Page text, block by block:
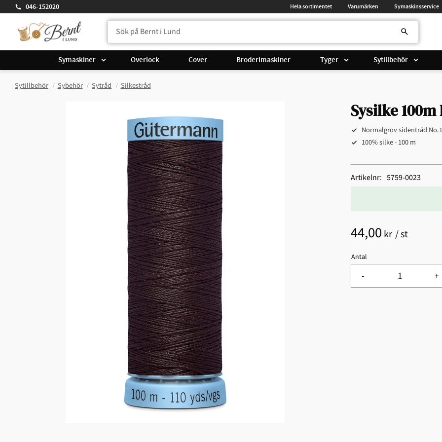
046-152020 Hela sortimentet Varumärken Symaskinsservice
Symaskiner Overlock Cover Broderimaskiner Tyger Sytillbehör
Sytillbehör Sybehör Sytråd Silkestråd
Sysilke
Normalgrov sidentråd
100% silke - 100 m
44,00 kr /st
Antal
+
-
Artikelnr 5759-0023